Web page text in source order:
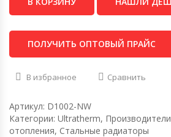
ПОЛУЧИТЬ ОПТОВЫЙ ПРАЙС
В избранное Сравнить
Артикул: D1002-NW
Категории: Ultratherm, Производители
отопления, Стальные радиаторы